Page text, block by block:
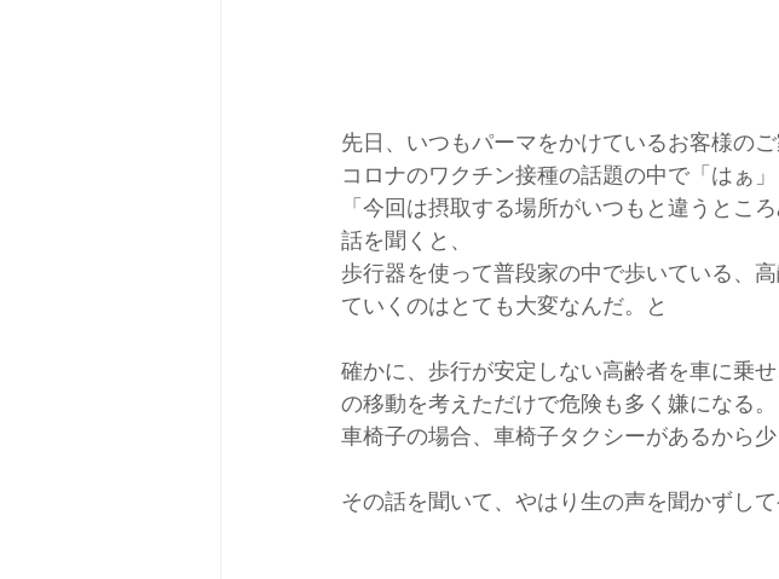
先日、いつもパーマをかけているお客様の
コロナのワクチン接種の話題の中で「はぁ」
「今回は摂取する場所がいつもと違うとこ
話を聞くと、
歩行器を使って普段家の中で歩いている、
ていくのはとても大変なんだ。と
確かに、歩行が安定しない高齢者を車に乗
の移動を考えただけで危険も多く嫌になる。
車椅子の場合、車椅子タクシーがあるから
その話を聞いて、やはり生の声を聞かずし